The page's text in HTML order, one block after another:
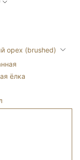
орех (brushed)
ёлка